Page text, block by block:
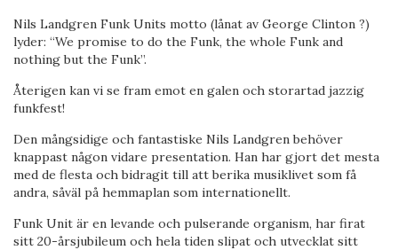
Nils Landgren Funk Units motto (lånat av George Clinton ?)
lyder: “We promise to do the Funk, the whole Funk and
nothing but the Funk”.
Återigen kan vi se fram emot en galen och storartad jazzig
funkfest!
Den mångsidige och fantastiske Nils Landgren behöver
knappast någon vidare presentation. Han har gjort det mesta
med de flesta och bidragit till att berika musiklivet som få
andra, såväl på hemmaplan som internationellt.
Funk Unit är en levande och pulserande organism, har firat
sitt 20-årsjubileum och hela tiden slipat och utvecklat sitt